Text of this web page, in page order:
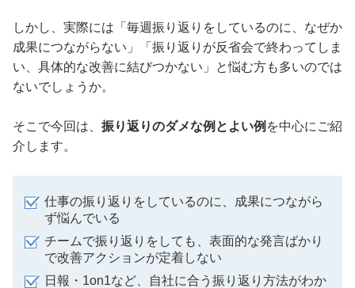
しかし、実際には「毎週振り返りをしているのに、なぜか
成果につながらない」「振り返りが反省会で終わってしま
い、具体的な改善に結びつかない」と悩む方も多いのでは
ないでしょうか。
そこで今回は、 振り返りのダメな例とよい例 を中心にご紹
介します。
仕事の振り返りをしているのに、成果につながら
ず悩んでいる
チームで振り返りをしても、表面的な発言ばかり
で改善アクションが定着しない
日報・1on1など、自社に合う振り返り方法がわか